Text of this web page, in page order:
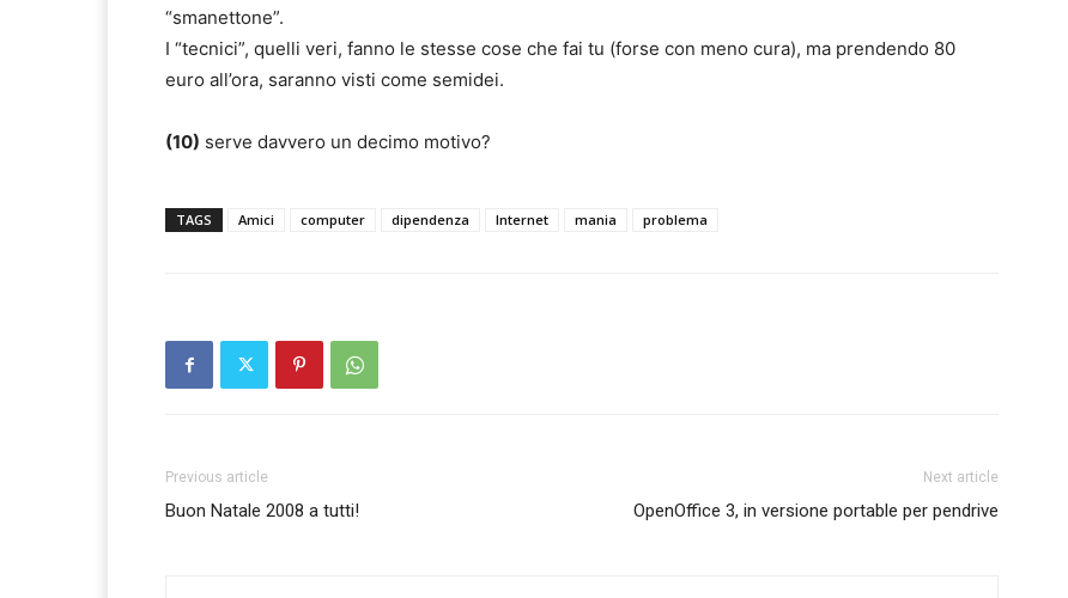
“smanettone”.
I “tecnici”, quelli veri, fanno le stesse cose che fai tu (forse con meno cura), ma prendendo 80
euro all’ora, saranno visti come semidei.
(10) serve davvero un decimo motivo?
TAGS Amici computer dipendenza Internet mania problema
Previous article
Buon Natale 2008 a tutti!
Next article
OpenOffice 3, in versione portable per pendrive